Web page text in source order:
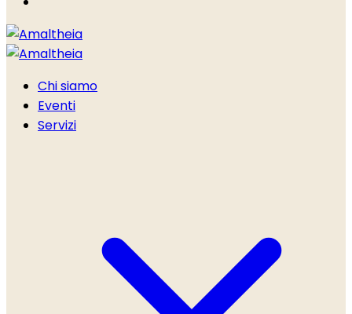
Chi siamo
Eventi
Servizi